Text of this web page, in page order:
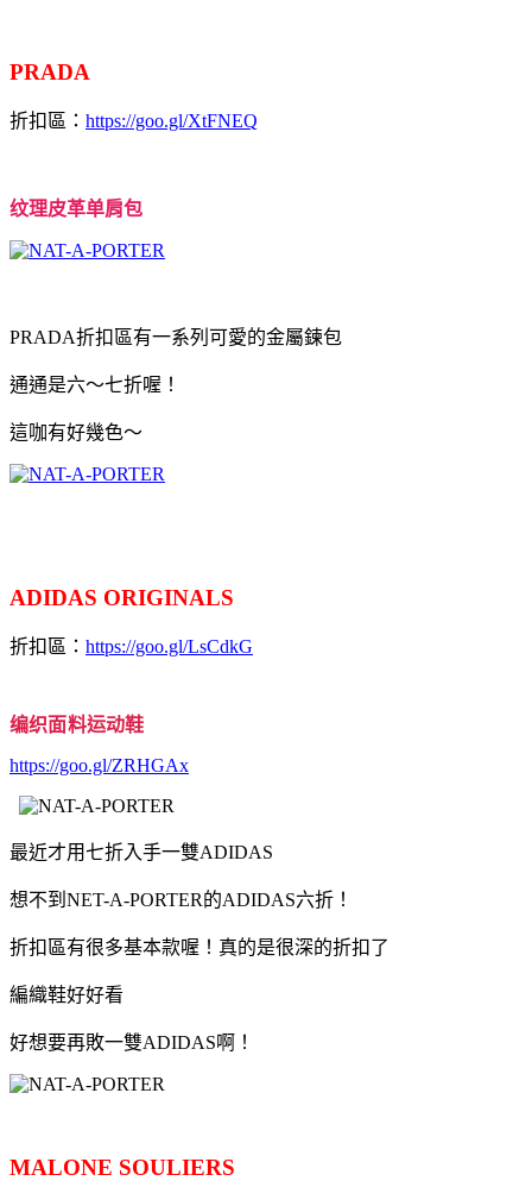
PRADA
折扣區： https://goo.gl/XtFNEQ
纹理皮革单肩包
PRADA折扣區有一系列可愛的金屬鍊包
通通是六～七折喔！
這咖有好幾色～
ADIDAS ORIGINALS
折扣區： https://goo.gl/LsCdkG
编织面料运动鞋
https://goo.gl/ZRHGAx
最近才用七折入手一雙ADIDAS
想不到NET-A-PORTER的ADIDAS六折！
折扣區有很多基本款喔！真的是很深的折扣了
編織鞋好好看
好想要再敗一雙ADIDAS啊！
MALONE SOULIERS